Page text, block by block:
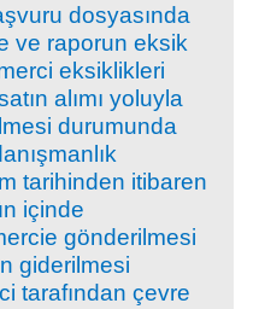
dosyasında
ve raporun eksik
eksiklikleri
alımı yoluyla
durumunda
tarihinden itibaren
içinde
gönderilmesi
giderilmesi
tarafından çevre